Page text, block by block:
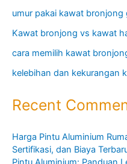
umur pakai kawat bronjong
Kawat bronjong vs kawat
cara memilih kawat
kelebihan dan kekurangan
Recent
Harga Pintu Aluminium
Sertifikasi, dan Biaya